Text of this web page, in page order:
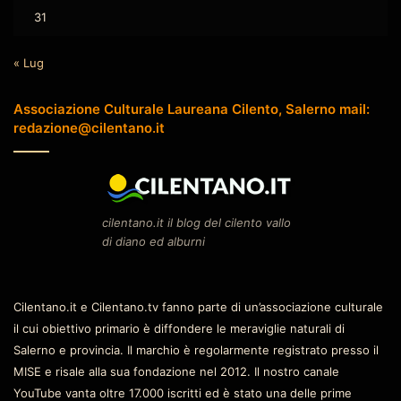
31
« Lug
Associazione Culturale Laureana Cilento, Salerno mail:
redazione@cilentano.it
cilentano.it il blog del cilento vallo
di diano ed alburni
Cilentano.it e Cilentano.tv fanno parte di un’associazione culturale
il cui obiettivo primario è diffondere le meraviglie naturali di
Salerno e provincia. Il marchio è regolarmente registrato presso il
MISE e risale alla sua fondazione nel 2012. Il nostro canale
YouTube vanta oltre 17.000 iscritti ed è stato una delle prime